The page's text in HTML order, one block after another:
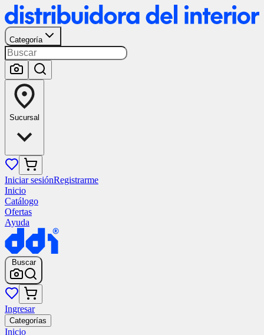
Categoría
Sucursal
Iniciar sesiónRegistrarme
Inicio
Catálogo
Ofertas
Ayuda
Buscar
Ingresar
Categorías
Inicio